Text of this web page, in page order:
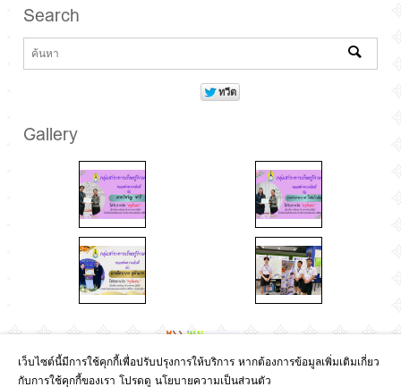
Search
Gallery
เว็บไซต์นี้มีการใช้คุกกี้เพื่อปรับปรุงการให้บริการ หากต้องการข้อมูลเพิ่มเติมเกี่ยว
กับการใช้คุกกี้ของเรา โปรดดู นโยบายความเป็นส่วนตัว